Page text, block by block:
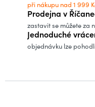
při nákupu nad 1 999
Prodejna v
zastavit se můžete za
Jednoduché
objednávku lze